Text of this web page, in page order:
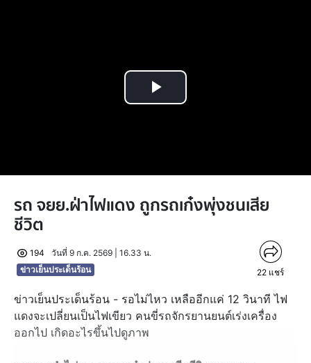
Play
รถ จยย.ฝ่าไฟแดง ถูกรถเก๋งพุ่งชนเสีย
ชีวิต
194
วันที่ 9 ก.ค. 2569 | 16.33 น.
ข่าวเย็นประเด็นร้อน
22 แชร์
ข่าวเย็นประเด็นร้อน - รอไม่ไหว เหลืออีกแค่ 12 วินาที ไฟ
แดงจะเปลี่ยนเป็นไฟเขียว คนขี่รถจักรยานยนต์เร่งเครื่อง
ออกไป เกิดอะไรขึ้นไปดูภาพ